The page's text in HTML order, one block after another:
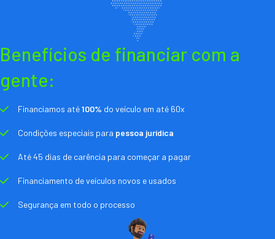
Benefícios de financiar com a
gente:
Financiamos até100% do veículo em até 60x
Condições especiais para pessoa jurídica
Até 45 dias de carência para começar a pagar
Financiamento de veículos novos e usados
Segurança em todo o processo